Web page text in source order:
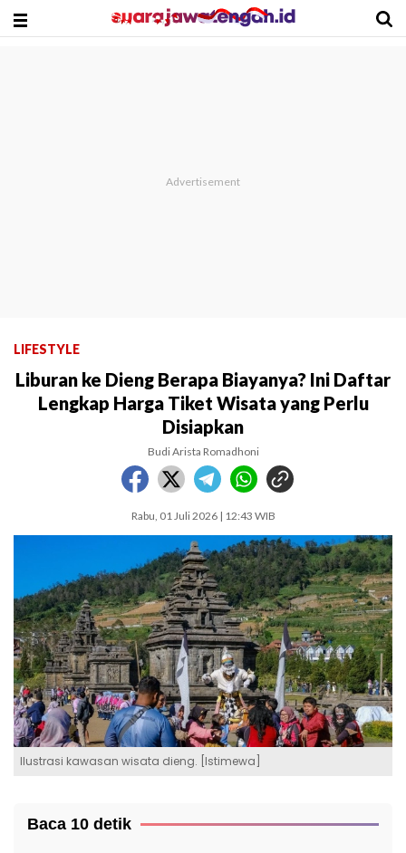
LIFESTYLE
Liburan ke Dieng Berapa Biayanya? Ini Daftar
Lengkap Harga Tiket Wisata yang Perlu
Disiapkan
Budi Arista Romadhoni
Rabu, 01 Juli 2026 | 12:43 WIB
Ilustrasi kawasan wisata dieng. [Istimewa]
Baca 10 detik